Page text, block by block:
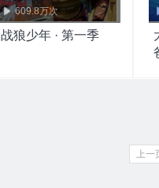
609.8万次
战狼少年 · 第一季
上一